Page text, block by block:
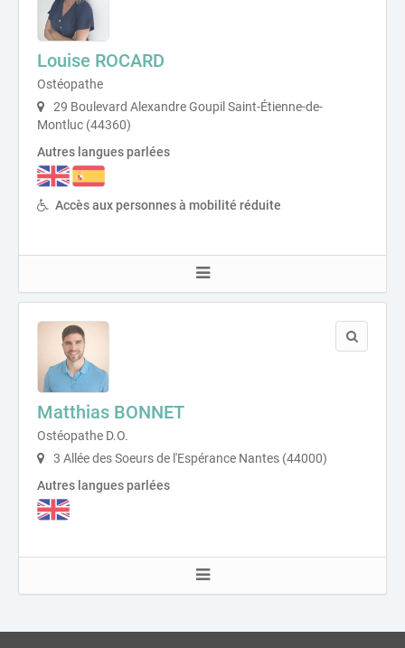
Louise ROCARD
Ostéopathe
29 Boulevard Alexandre Goupil Saint-Étienne-de-
Montluc (44360)
Autres langues parlées
Accès aux personnes à mobilité réduite
Matthias BONNET
Ostéopathe D.O.
3 Allée des Soeurs de l'Espérance Nantes (44000)
Autres langues parlées